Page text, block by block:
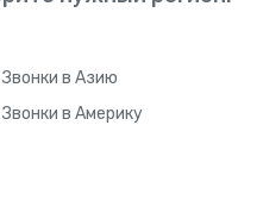
Звонки в Азию
Звонки в Америку